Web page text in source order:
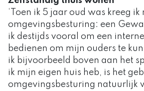
‘Toen ik 5 jaar oud was kreeg ik
omgevingsbesturing: een
ik destijds vooral om een
bedienen om mijn ouders te
ik bijvoorbeeld boven aan het
ik mijn eigen huis heb, is het
omgevingsbesturing natuurlijk